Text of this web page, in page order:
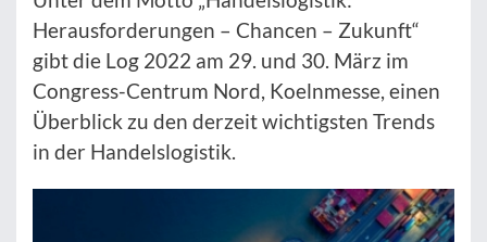
Herausforderungen – Chancen – Zukunft“
gibt die Log 2022 am 29. und 30. März im
Congress-Centrum Nord, Koelnmesse, einen
Überblick zu den derzeit wichtigsten Trends
in der Handelslogistik.